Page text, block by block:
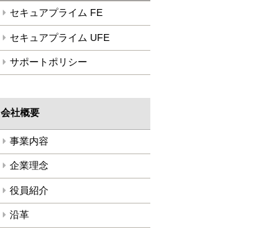
セキュアプライム FE
セキュアプライム UFE
サポートポリシー
会社概要
事業内容
企業理念
役員紹介
沿革